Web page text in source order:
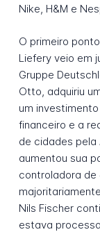
Nike, H&M e
O primeiro
Liefery veio em
Gruppe
Otto, adquiriu
um
financeiro e a
de cidades pela
aumentou sua
controladora de
Nils Fischer
estava